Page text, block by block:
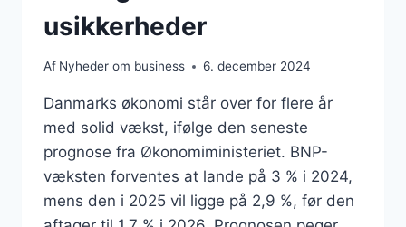
usikkerheder
Af Nyheder om business 6. december 2024
Danmarks økonomi står over for flere år
med solid vækst, ifølge den seneste
prognose fra Økonomiministeriet. BNP-
væksten forventes at lande på 3 % i 2024,
mens den i 2025 vil ligge på 2,9 %, før den